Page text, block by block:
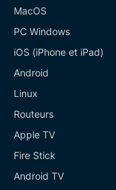
MacOS
PC Windows
iOS (iPhone et iPad)
Android
Linux
Routeurs
Apple TV
Fire Stick
Android TV